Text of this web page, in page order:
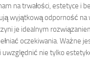
na trwałości, estetyce i
wyjątkową odporność na
je idealnym
oczekiwania. Ważne
uwzględnić nie tylko